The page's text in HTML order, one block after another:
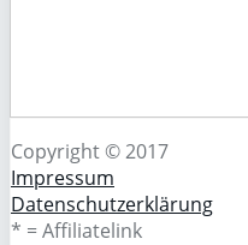
Copyright © 2017
Impressum
Datenschutzerklärung
* = Affiliatelink